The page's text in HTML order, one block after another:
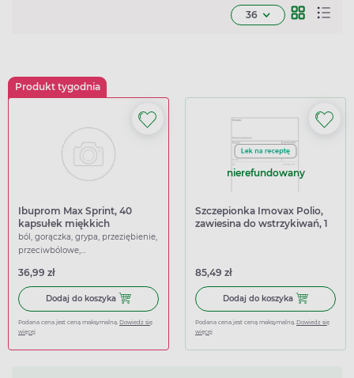
36
Produkt tygodnia
Ibuprom Max Sprint, 40
kapsułek miękkich
ból, gorączka, grypa, przeziębienie,
przeciwbólowe,
36,99 zł
Dodaj do koszyka Dodaj do koszyka Ibuprom Max Sprint, 40 kapsułek
Podana cena jest ceną maksymalną. Dowiedz się
więcej
nierefundowany
Szczepionka Imovax Polio,
zawiesina do wstrzykiwań, 1
85,49 zł
Dodaj do koszyka Dodaj do
Podana cena jest ceną maksymalną. Dowiedz się
więcej